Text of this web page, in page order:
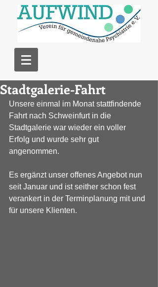
Stadtgalerie-Fahrt
Unsere einmal im Monat stattfindende
Fahrt nach Schweinfurt in die
Stadtgalerie war wieder ein voller
Erfolg und wurde sehr gut
angenommen.
Es ergänzt unser offenes Angebot nun
seit Januar und ist seither schon fest
verankert in der Terminplanung mit und
für unsere Klienten.